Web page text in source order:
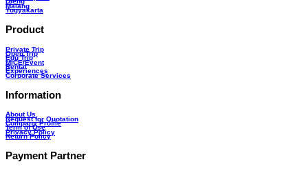
Malang
Yogyakarta
Product
Private Trip
Open Trip
Edu Trip
MICE/Event
Rental
Experiences
Corporate Services
Information
About Us
Request for Quotation
Company Profile
Term of Use
Privacy Policy
Return Policy
Payment Partner